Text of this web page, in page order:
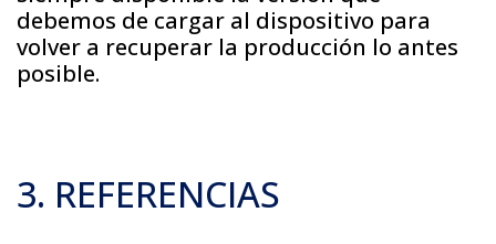
debemos de cargar al dispositivo para
volver a recuperar la producción lo antes
posible.
3. REFERENCIAS